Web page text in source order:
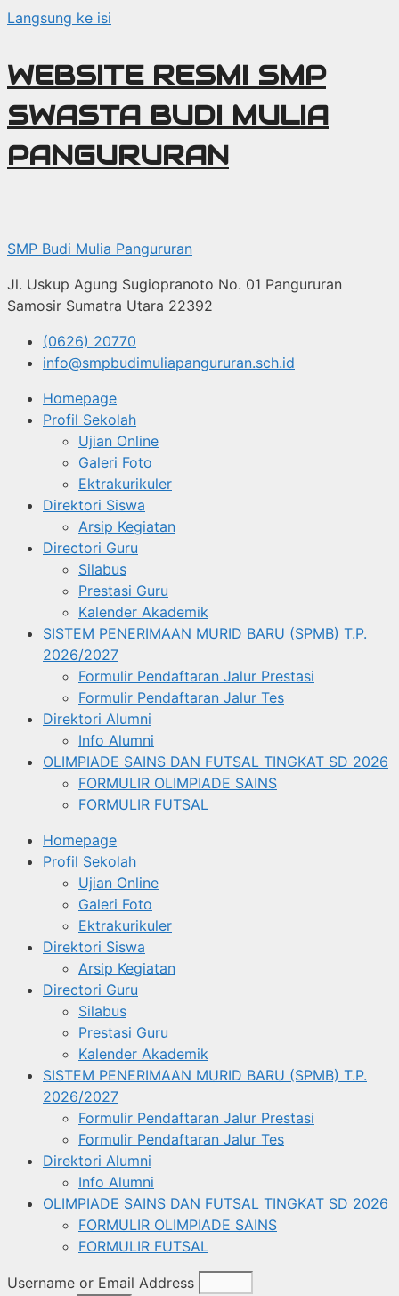
Langsung ke isi
WEBSITE RESMI SMP
SWASTA BUDI MULIA
PANGURURAN
SMP Budi Mulia Pangururan
Jl. Uskup Agung Sugiopranoto No. 01 Pangururan
Samosir Sumatra Utara 22392
(0626) 20770
info@smpbudimuliapangururan.sch.id
Homepage
Profil Sekolah
Ujian Online
Galeri Foto
Ektrakurikuler
Direktori Siswa
Arsip Kegiatan
Directori Guru
Silabus
Prestasi Guru
Kalender Akademik
SISTEM PENERIMAAN MURID BARU (SPMB) T.P.
2026/2027
Formulir Pendaftaran Jalur Prestasi
Formulir Pendaftaran Jalur Tes
Direktori Alumni
Info Alumni
OLIMPIADE SAINS DAN FUTSAL TINGKAT SD 2026
FORMULIR OLIMPIADE SAINS
FORMULIR FUTSAL
Homepage
Profil Sekolah
Ujian Online
Galeri Foto
Ektrakurikuler
Direktori Siswa
Arsip Kegiatan
Directori Guru
Silabus
Prestasi Guru
Kalender Akademik
SISTEM PENERIMAAN MURID BARU (SPMB) T.P.
2026/2027
Formulir Pendaftaran Jalur Prestasi
Formulir Pendaftaran Jalur Tes
Direktori Alumni
Info Alumni
OLIMPIADE SAINS DAN FUTSAL TINGKAT SD 2026
FORMULIR OLIMPIADE SAINS
FORMULIR FUTSAL
Username or Email Address